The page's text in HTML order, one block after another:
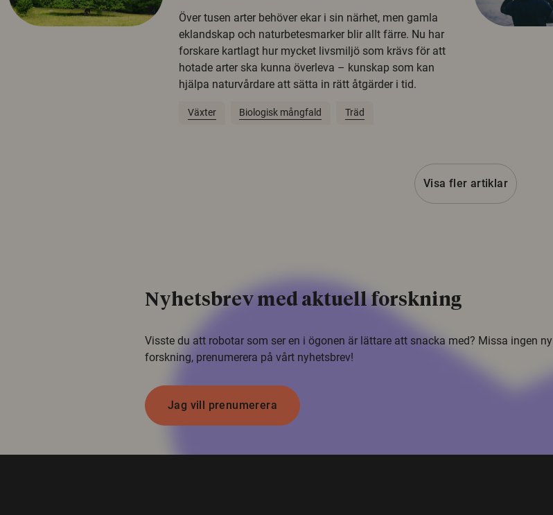
Över tusen arter behöver ekar i sin närhet, men gamla
eklandskap och naturbetesmarker blir allt färre. Nu har
forskare kartlagt hur mycket livsmiljö som krävs för att
hotade arter ska kunna överleva – kunskap som kan
hjälpa naturvårdare att sätta in rätt åtgärder i tid.
Växter Biologisk mångfald Träd
Visa fler artiklar
Nyhetsbrev med aktuell forskning
Visste du att robotar som ser en i ögonen är lättare att snacka med? Missa ingen ny
forskning, prenumerera på vårt nyhetsbrev!
Jag vill prenumerera